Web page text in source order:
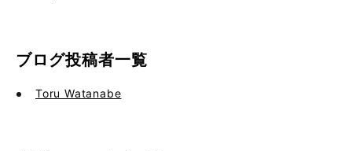
ブログ投稿者一覧
Toru Watanabe